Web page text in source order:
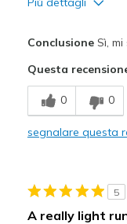
Width
Sizing
View On Shoes
ConclusioneSì, mi
Questa
0 0
segnalare questa
5
A really light